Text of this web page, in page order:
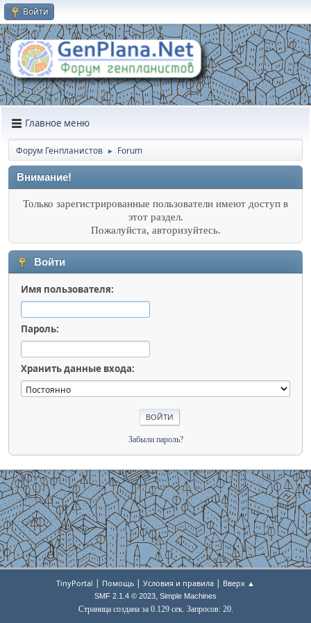
Войти
Главное меню
Форум Генпланистов ► Forum
Внимание!
Только зарегистрированные пользователи имеют доступ в
этот раздел.
Пожалуйста, авторизуйтесь.
Войти
Имя пользователя:
Пароль:
Хранить данные входа:
Забыли пароль?
TinyPortal | Помощь | Условия и правила | Вверх ▲
SMF 2.1.4 © 2023, Simple Machines
Страница создана за 0.129 сек. Запросов: 20.